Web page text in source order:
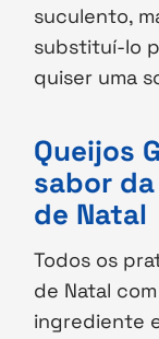
suculento,
substituí-lo
quiser uma
Queijos
sabor
de Natal
Todos os
de Natal
ingrediente